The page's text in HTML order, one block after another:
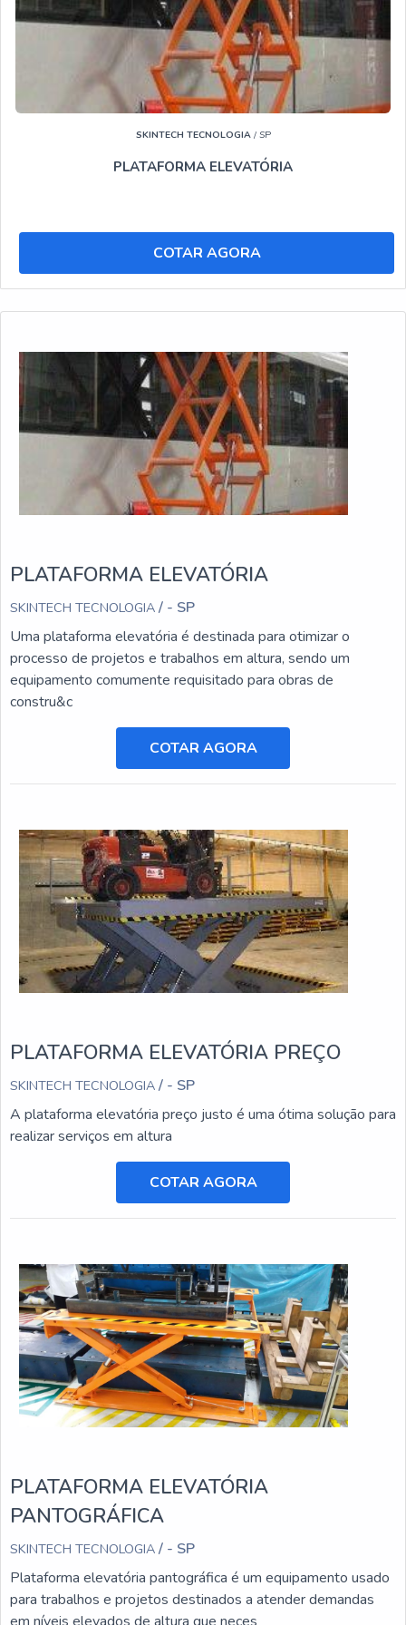
SKINTECH TECNOLOGIA/ SP
PLATAFORMA ELEVATÓRIA
COTAR AGORA
PLATAFORMA ELEVATÓRIA
SKINTECH TECNOLOGIA / - SP
Uma plataforma elevatória é destinada para otimizar o
processo de projetos e trabalhos em altura, sendo um
equipamento comumente requisitado para obras de
constru&c
COTAR AGORA
PLATAFORMA ELEVATÓRIA PREÇO
SKINTECH TECNOLOGIA / - SP
A plataforma elevatória preço justo é uma ótima solução para
realizar serviços em altura
COTAR AGORA
PLATAFORMA ELEVATÓRIA
PANTOGRÁFICA
SKINTECH TECNOLOGIA / - SP
Plataforma elevatória pantográfica é um equipamento usado
para trabalhos e projetos destinados a atender demandas